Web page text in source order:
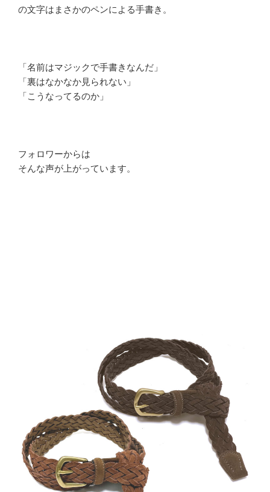
の文字はまさかのペンによる手書き。
「名前はマジックで手書きなんだ」
「裏はなかなか見られない」
「こうなってるのか」
フォロワーからは
そんな声が上がっています。